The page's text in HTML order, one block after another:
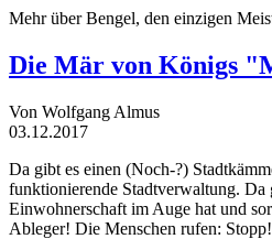
Mehr über Bengel, den einzigen
Die Mär von Königs
Von Wolfgang Almus
03.12.2017
Da gibt es einen (Noch-?)
funktionierende Stadtverwaltung. Da
Einwohnerschaft im Auge hat und
Ableger! Die Menschen rufen: Stopp!